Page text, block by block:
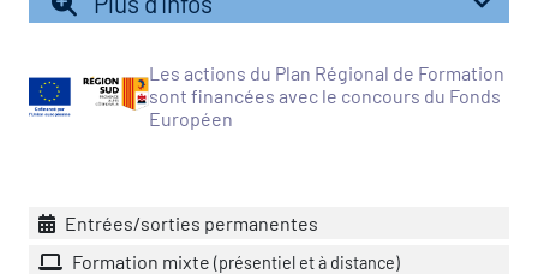
des transitions
de construction)Les actions du Plan Régional de Formation
sont financées avec le concours du Fonds
Européen
Entrées/sorties permanentes
Formation mixte (présentiel et à distance)